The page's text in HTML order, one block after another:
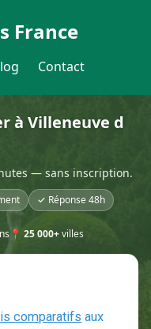
France
Contact
à Villeneuve d
— sans inscription.
✓ Réponse 48h
📍 25 000+villes